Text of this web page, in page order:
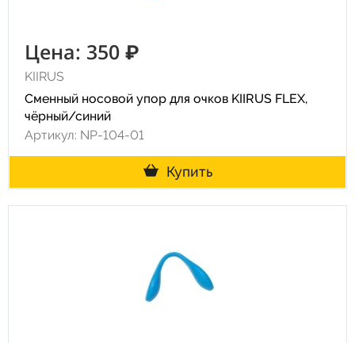
Цена: 350 ₽
KIIRUS
Сменный носовой упор для очков KIIRUS FLEX,
чёрный/синий
Артикул: NP-104-01
Купить